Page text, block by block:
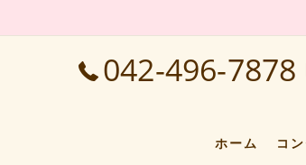
042-496-7878
ホーム コ